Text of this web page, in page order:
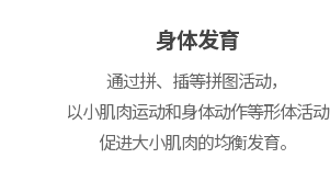
身体发育
通过拼、插等拼图活动，
以小肌肉运动和身体动作等形体活动
促进大小肌肉的均衡发育。